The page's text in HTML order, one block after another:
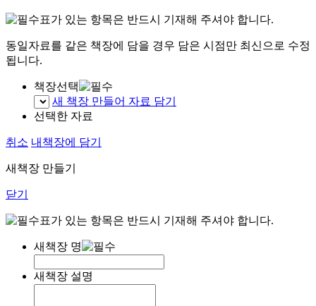
표가 있는 항목은 반드시 기재해 주셔야 합니다.
동일자료를 같은 책장에 담을 경우 담은 시점만 최신으로 수정
됩니다.
책장선택
새 책장 만들어 자료 담기
선택한 자료
취소 내책장에 담기
새책장 만들기
닫기
표가 있는 항목은 반드시 기재해 주셔야 합니다.
새책장 명
새책장 설명